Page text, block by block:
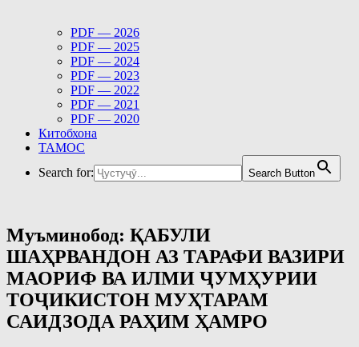
PDF — 2026
PDF — 2025
PDF — 2024
PDF — 2023
PDF — 2022
PDF — 2021
PDF — 2020
Китобхона
ТАМОС
Search for:
Search Button
Муъминобод: ҚАБУЛИ
ШАҲРВАНДОН АЗ ТАРАФИ ВАЗИРИ
МАОРИФ ВА ИЛМИ ҶУМҲУРИИ
ТОҶИКИСТОН МУҲТАРАМ
САИДЗОДА РАҲИМ ҲАМРО